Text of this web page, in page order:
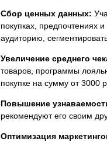
Сбор ценных данных:
покупках, предпочтениях
аудиторию,
Увеличение среднего
товаров, программы
покупке на сумму от 3000
Повышение
рекомендуют его своим
Оптимизация